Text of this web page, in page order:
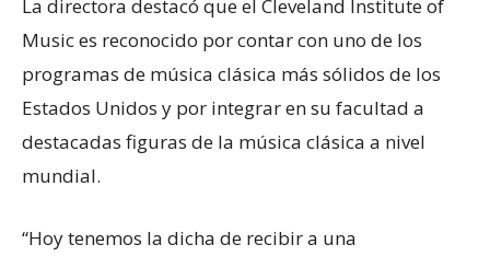
La directora destacó que el Cleveland Institute of
Music es reconocido por contar con uno de los
programas de música clásica más sólidos de los
Estados Unidos y por integrar en su facultad a
destacadas figuras de la música clásica a nivel
mundial.
“Hoy tenemos la dicha de recibir a una